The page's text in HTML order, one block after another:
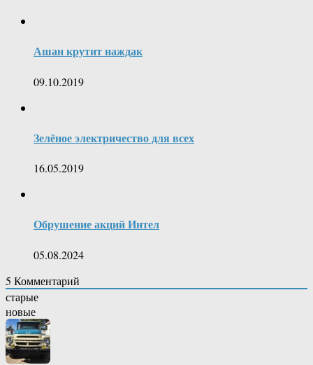
Ашан крутит наждак
09.10.2019
Зелёное электричество для всех
16.05.2019
Обрушение акций Интел
05.08.2024
5 Комментарий
старые
новые